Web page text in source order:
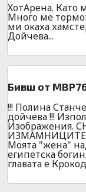
ХотАрена. Като
Много ме
ми окаха
Дойчева...
Бивш от
!!! Полина
дойчева !!!
Изображения.
ИЗМАМНИЦИТЕ
Моята "жена"
египетска
главата е